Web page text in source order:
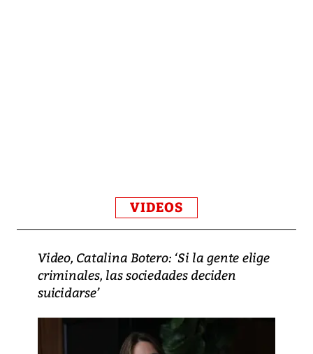
VIDEOS
Video, Catalina Botero: ‘Si la gente elige
criminales, las sociedades deciden
suicidarse’